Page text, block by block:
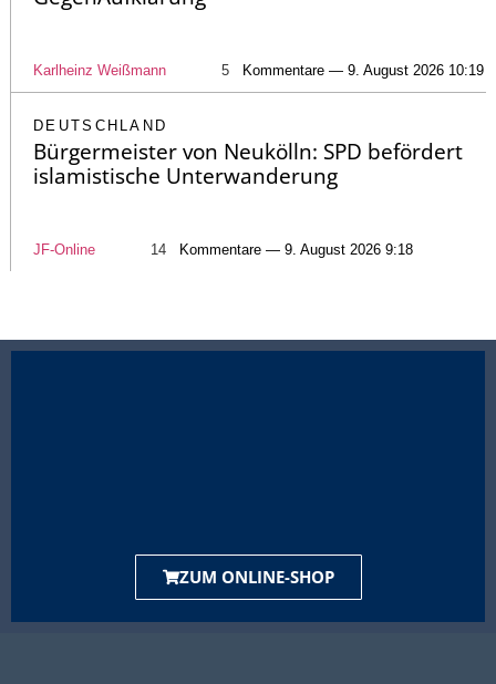
Karlheinz Weißmann 5 Kommentare — 9. August 2026 10:19
DEUTSCHLAND
Bürgermeister von Neukölln: SPD befördert
islamistische Unterwanderung
JF-Online 14 Kommentare — 9. August 2026 9:18
ZUM ONLINE-SHOP